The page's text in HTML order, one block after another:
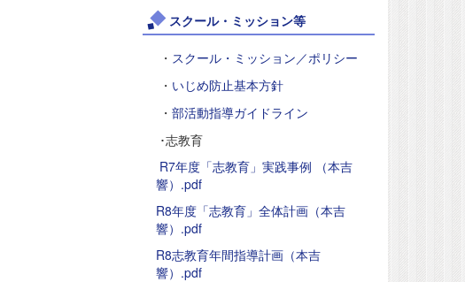
スクール・ミッション等
・ スクール・ミッション／ポリシー
・ いじめ防止基本方針
・ 部活動指導ガイドライン
･志教育
R7年度「志教育」実践事例 （本吉
響）.pdf
R8年度「志教育」全体計画（本吉
響）.pdf
R8志教育年間指導計画（本吉
響）.pdf